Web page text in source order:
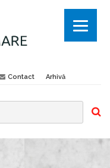
Contact Arhivă